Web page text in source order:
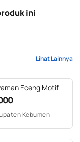
ini
Lihat Lainnya
Eceng Motif
Kebumen